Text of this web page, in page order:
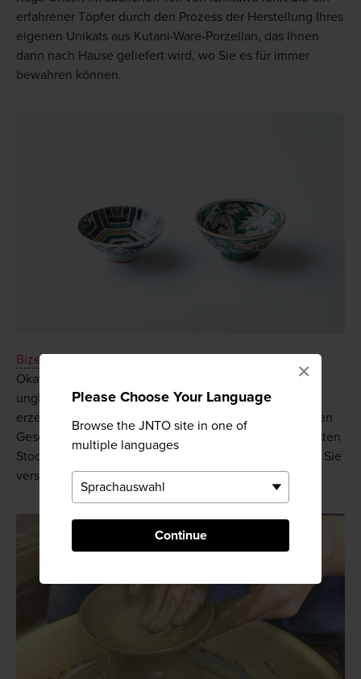
Please Choose Your Language
Browse the JNTO site in one of
multiple languages
Continue
×
erfahrener Töpfer durch den Prozess der Herstellung Ihres
eigenen Unikats aus Kutani-Ware-Porzellan, das Ihnen
dann nach Hause geliefert wird, wo Sie es für immer
bewahren können.
Bizen-yaki
Okayama, bei der Stroh verwendet wird, um auf der
unglasierten Oberfläche charakteristische Muster zu
erzeugen. Dieser Keramik wird nachgesagt, dass sie den
Geschmack von Wasser und Alkohol verbessert. Im ersten
Stock des berühmten Schlosses von Okayama können Sie
versuchen, Ihr eigenes Bizen-yaki herzustellen.